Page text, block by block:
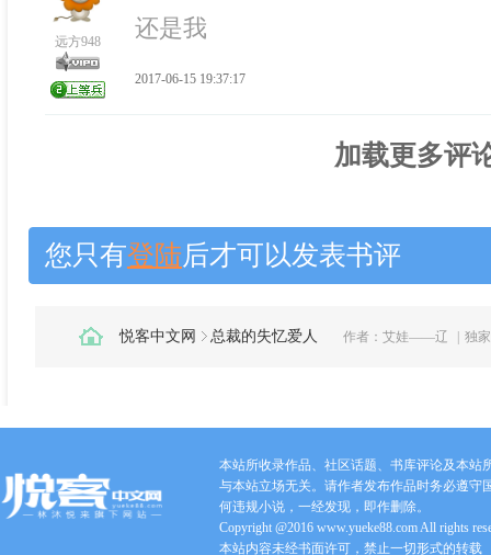
远方948
还是我
2017-06-15 19:37:17
加载更多评
您只有登陆后才可以发表书评
悦客中文网 总裁的失忆爱人 作者： 艾娃——辽 | 独
本站所收录作品、社区话题、书库评论及本站
与本站立场无关。请作者发布作品时务必遵守
何违规小说，一经发现，即作删除。
Copyright @2016 www.yueke88.com All rights
本站内容未经书面许可，禁止一切形式的转载